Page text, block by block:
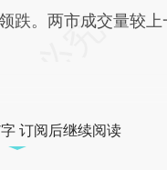
跌。两市成交量较上
订阅后继续阅读